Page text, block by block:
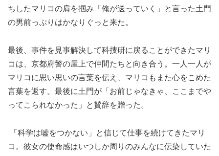
ちしたマリコの肩を掴み「俺が送っていく」と言った土門
の男前っぷりはかなりぐっと来た。
最後、事件を見事解決して科捜研に戻ることができたマリ
コは、京都府警の屋上で仲間たちと向き合う。一人一人が
マリコに思い思いの言葉を伝え、マリコもまた心をこめた
言葉を返す。最後に土門が「お前じゃなきゃ、ここまでや
ってこられなかった」と賛辞を贈った。
「科学は嘘をつかない」と信じて仕事を続けてきたマリ
コ。彼女の使命感はいつしか周りのみんなに伝染していた